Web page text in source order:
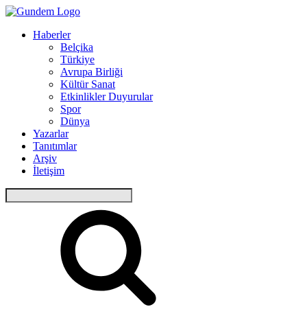
Haberler
Belçika
Türkiye
Avrupa Birliği
Kültür Sanat
Etkinlikler Duyurular
Spor
Dünya
Yazarlar
Tanıtımlar
Arşiv
İletişim
Arama: